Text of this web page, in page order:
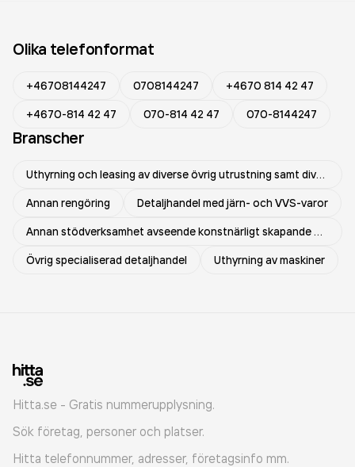
Olika telefonformat
+46708144247 0708144247
+4670 814 42 47
+4670-814 42 47
070-814 42 47 070-8144247
Branscher
Uthyrning och leasing av diverse övrig utrustning samt diverse övriga maskiner och materiella tillgångar
Annan rengöring
Detaljhandel med järn- och VVS-varor
Annan stödverksamhet avseende konstnärligt skapande och scenkonst
Övrig specialiserad detaljhandel
Uthyrning av maskiner
Hitta.se - Gratis nummerupplysning.
Sök företag, personer och platser.
Hitta telefonnummer, adresser, företagsinfo mm.